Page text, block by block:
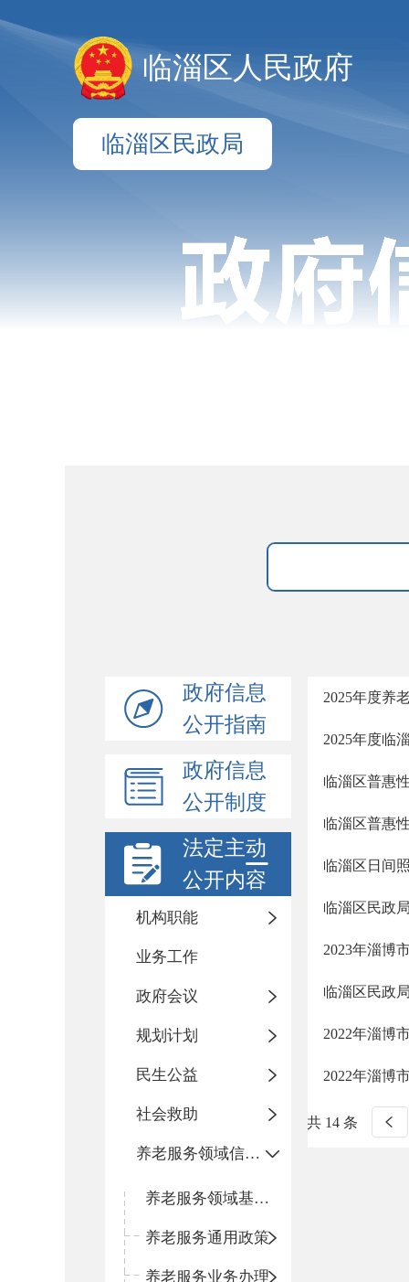
临淄区人民政府
临淄区民政局
政府信息
公开指南
政府信息
公开制度
法定主动
公开内容
机构职能
业务工作
政府会议
规划计划
民生公益
社会救助
养老服务领域信息公开专栏
养老服务领域基层政务公开标准目录
养老服务通用政策
养老服务业务办理
2025年度养
2025年度临
临淄区普惠
临淄区普惠
临淄区日间
临淄区民政
2023年淄博
临淄区民政
2022年淄博
2022年淄博
共 14 条